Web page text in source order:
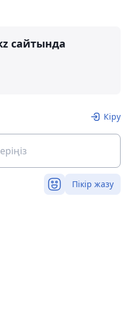
сайтында
Кіру
Пікір жазу